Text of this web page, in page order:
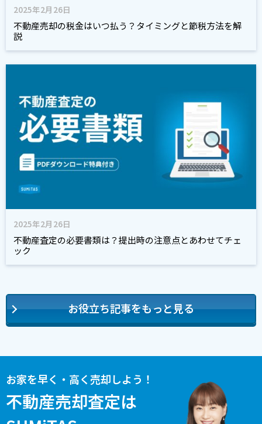
2025年2月26日
不動産売却の税金はいつ払う？タイミングと節税方法を解
説
2025年2月26日
不動産査定の必要書類は？提出時の注意点とあわせてチェ
ック
お役立ち記事をもっと見る
お家を早く・高く売却しよう！
不動産売却査定は